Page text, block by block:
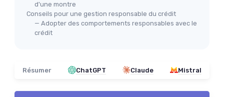
d'une montre
Conseils pour une gestion responsable du crédit
— Adopter des comportements responsables avec le
crédit
Résumer ChatGPT Claude Mistral